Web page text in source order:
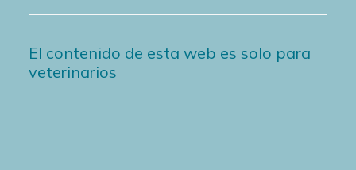
El contenido de esta web es solo para
veterinarios